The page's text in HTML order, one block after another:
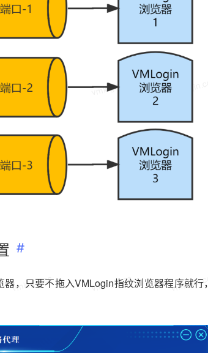
，只要不拖入VMLogin指纹浏览器程序就行，
vmlogin.cc vmlogin.cc vmlogin.cc
vmlogin.cc vmlogin.cc vmlogin.cc